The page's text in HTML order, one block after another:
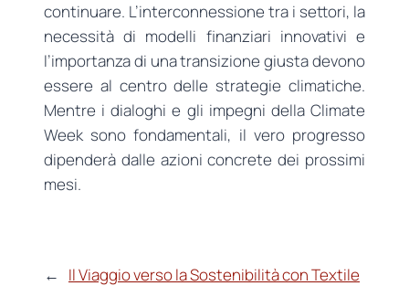
continuare. L’interconnessione tra i settori, la
necessità di modelli finanziari innovativi e
l’importanza di una transizione giusta devono
essere al centro delle strategie climatiche.
Mentre i dialoghi e gli impegni della Climate
Week sono fondamentali, il vero progresso
dipenderà dalle azioni concrete dei prossimi
mesi.
←
Il Viaggio verso la Sostenibilità con Textile